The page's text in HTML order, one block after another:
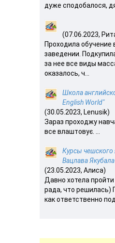
дуже сподобалося,
(07.06.2023,
Проходила обучение
заведении.
за нее все виды
оказалось, ч...
Школа
English World"
(30.05.2023, Lenusik)
Зараз проходжу
все влаштовує. ...
Курсы чешского
Вацлава Якубала
(23.05.2023, Алиса)
Давно хотела
рада, что решилась)
как ответственно